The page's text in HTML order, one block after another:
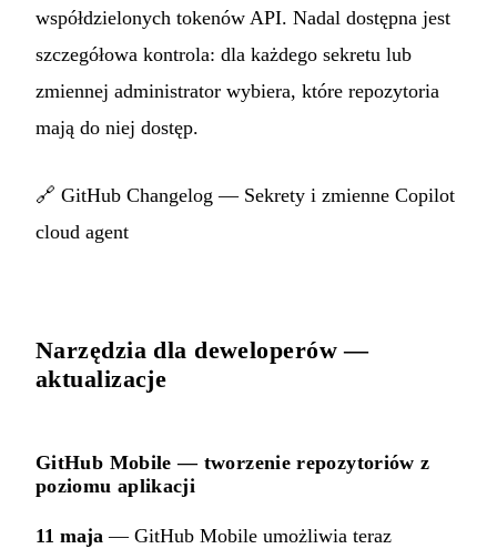
współdzielonych tokenów API. Nadal dostępna jest
szczegółowa kontrola: dla każdego sekretu lub
zmiennej administrator wybiera, które repozytoria
mają do niej dostęp.
🔗 GitHub Changelog — Sekrety i zmienne Copilot
cloud agent
Narzędzia dla deweloperów —
aktualizacje
GitHub Mobile — tworzenie repozytoriów z
poziomu aplikacji
11 maja — GitHub Mobile umożliwia teraz